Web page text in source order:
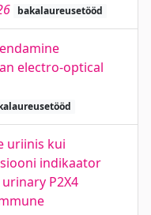
bakalaureusetööd
electro-optical
uriinis kui
indikaator
P2X4